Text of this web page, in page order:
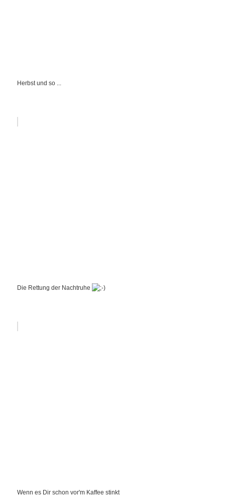
Herbst und so ...
Die Rettung der Nachtruhe
Wenn es Dir schon vor'm Kaffee stinkt